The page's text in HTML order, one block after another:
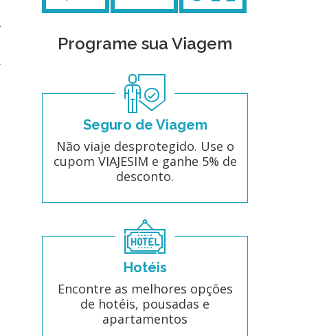
Programe sua Viagem
Seguro de Viagem
Não viaje desprotegido. Use o
cupom VIAJESIM e ganhe 5% de
desconto.
Hotéis
Encontre as melhores opções
de hotéis, pousadas e
apartamentos